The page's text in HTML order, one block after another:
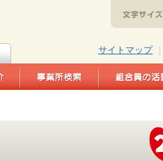
サイトマップ｜